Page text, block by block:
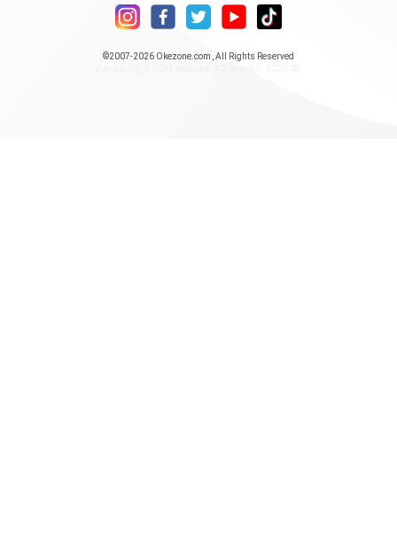
©2007-2026 Okezone.com , All Rights Reserved